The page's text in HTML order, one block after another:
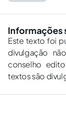
Informações
Este texto foi
divulgação
conselho
textos são